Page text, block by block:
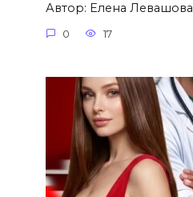
Автор: Елена Левашова
0 17